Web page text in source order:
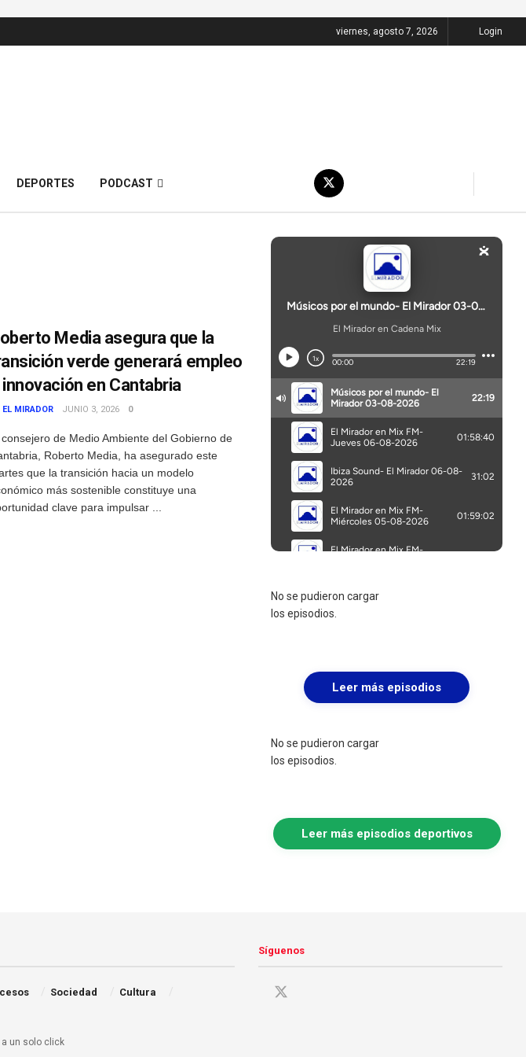
viernes, agosto 7, 2026 Login
DEPORTES PODCAST
Media asegura que la
verde generará empleo
innovación en Cantabria
EL MIRADOR JUNIO 3, 2026 0
consejero de Medio Ambiente del Gobierno de
Roberto Media, ha asegurado este
que la transición hacia un modelo
más sostenible constituye una
clave para impulsar ...
No se pudieron cargar
los episodios.
Leer más episodios
No se pudieron cargar
los episodios.
Leer más episodios deportivos
a un solo click
Sociedad
Cultura
Síguenos